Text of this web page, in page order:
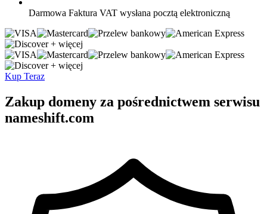
Darmowa Faktura VAT wysłana pocztą elektroniczną
+ więcej
+ więcej
Kup Teraz
Zakup domeny za pośrednictwem serwisu
nameshift.com